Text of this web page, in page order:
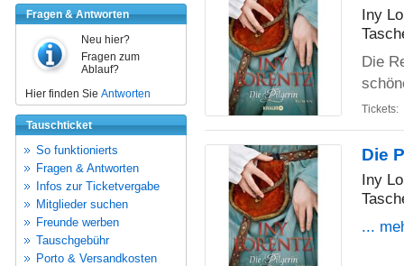
Fragen & Antworten
Neu hier?
Fragen zum
Ablauf?
Hier finden Sie Antworten
Tauschticket
So funktionierts
Fragen & Antworten
Infos zur Ticketvergabe
Mitglieder suchen
Freunde werben
Tauschgebühr
Porto & Versandkosten
Iny
Die
Tickets:
Die
Iny
...